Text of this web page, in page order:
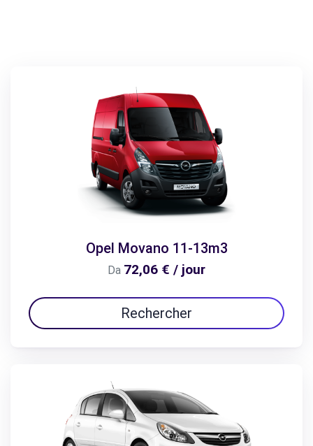
Opel Movano 11-13m3
Da 72,06 € / jour
Rechercher